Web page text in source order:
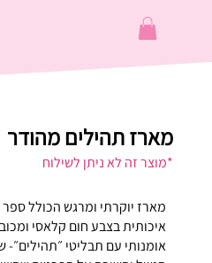
מארז תהילים מהודר
*מוצר זה לא ניתן לשילוח
מארז יוקרתי ומרגש הכולל
איכותית בצבע חום קלאסי
אומנותי עם תבליטי